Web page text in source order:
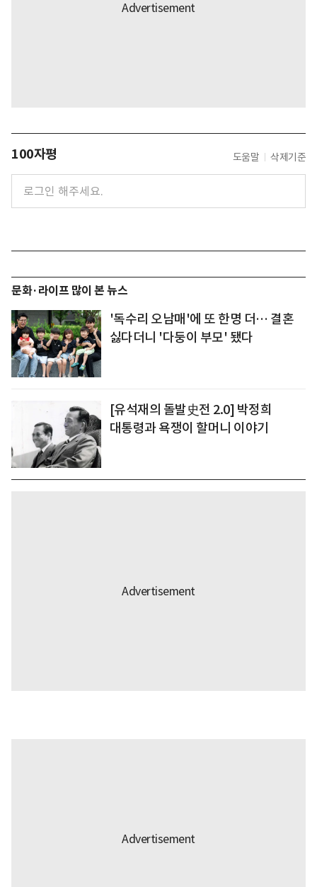
100자평 도움말 삭제기준
문화·라이프 많이 본 뉴스
'독수리 오남매'에 또 한명 더… 결혼
싫다더니 '다둥이 부모' 됐다
[유석재의 돌발史전 2.0] 박정희
대통령과 욕쟁이 할머니 이야기